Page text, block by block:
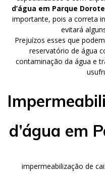
d’água em Parque
importante, pois a correta
evitará
Prejuízos esses que
reservatório de água
contaminação da água e
d’água em
impermeabilização de